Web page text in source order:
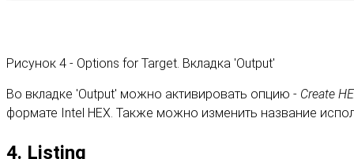
Рисунок 4 - Options for Target. Вкладка 'Output'
Во вкладке 'Output' можно активировать опцию - Create
формате Intel HEX. Также можно изменить название
4. Listing